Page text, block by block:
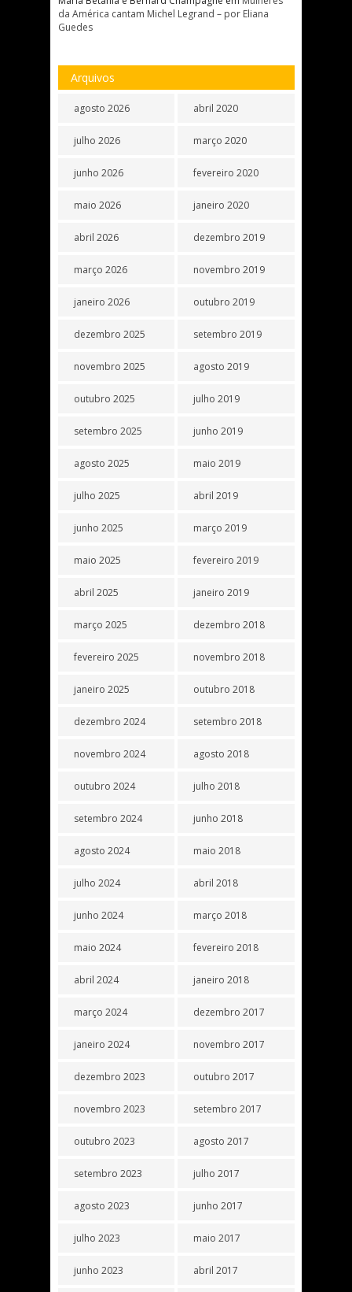
da América cantam Michel Legrand – por Eliana
Guedes
Arquivos
agosto 2026
julho 2026
junho 2026
maio 2026
abril 2026
março 2026
janeiro 2026
dezembro 2025
novembro 2025
outubro 2025
setembro 2025
agosto 2025
julho 2025
junho 2025
maio 2025
abril 2025
março 2025
fevereiro 2025
janeiro 2025
dezembro 2024
novembro 2024
outubro 2024
setembro 2024
agosto 2024
julho 2024
junho 2024
maio 2024
abril 2024
março 2024
janeiro 2024
dezembro 2023
novembro 2023
outubro 2023
setembro 2023
agosto 2023
julho 2023
junho 2023
abril 2020
março 2020
fevereiro 2020
janeiro 2020
dezembro 2019
novembro 2019
outubro 2019
setembro 2019
agosto 2019
julho 2019
junho 2019
maio 2019
abril 2019
março 2019
fevereiro 2019
janeiro 2019
dezembro 2018
novembro 2018
outubro 2018
setembro 2018
agosto 2018
julho 2018
junho 2018
maio 2018
abril 2018
março 2018
fevereiro 2018
janeiro 2018
dezembro 2017
novembro 2017
outubro 2017
setembro 2017
agosto 2017
julho 2017
junho 2017
maio 2017
abril 2017